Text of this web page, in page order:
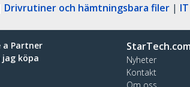
Drivrutiner och hämtningsbara filer |
a Partner
jag köpa
StarTech.com
Nyheter
Kontakt
Om oss